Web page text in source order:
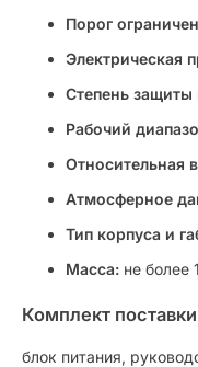
Порог
Электрическая
Степень защиты
Рабочий
Относительная
Атмосферное
Тип корпуса и
Масса: не более
Комплект
блок питания,